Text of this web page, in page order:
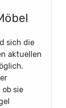
sich die
aktuellen
sie